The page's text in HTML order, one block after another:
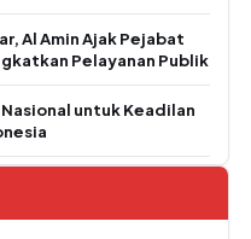
Al Amin Ajak Pejabat
Pelayanan Publik
untuk Keadilan